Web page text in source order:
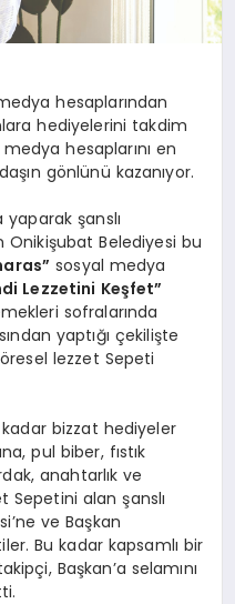
hesaplarından
hediyelerini takdim
hesaplarını en
gönlünü kazanıyor.
şanslı
Belediyesi bu
sosyal medya
Lezzetini Keşfet”
sofralarında
yaptığı çekilişte
lezzet Sepeti
bizzat hediyeler
pul biber, fıstık
anahtarlık ve
Sepetini alan şanslı
ve Başkan
Bu kadar kapsamlı bir
Başkan’a selamını